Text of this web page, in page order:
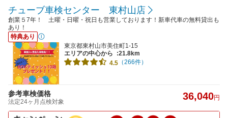
チューブ車検センター 東村山店
創業５7年！ 土曜・日曜・祝日も営業しております！新車代車の無料貸出も
あり！
特典あり
東京都東村山市美住町1-15
エリアの中心から
:21.8km
4.5 （266件）
参考車検価格
法定24ヶ月点検対象 36,040円